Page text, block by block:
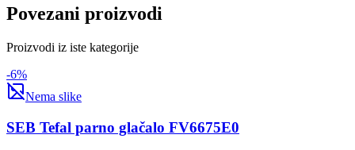
Povezani proizvodi
Proizvodi iz iste kategorije
-6%
Nema slike
SEB Tefal parno glačalo FV6675E0